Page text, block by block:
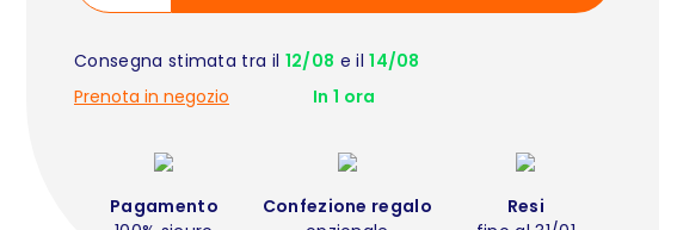
Consegna stimata tra il 12/08 e il14/08
Prenota in negozio
In 1 ora
Pagamento
Confezione regalo
Resi